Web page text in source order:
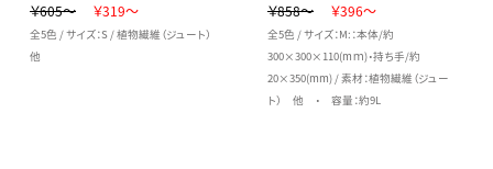
￥605～
￥319～
全5色 / サイズ：S / 植物繊維（ジュート）
他
￥858～
￥396～
全5色 / サイズ：M:：本体/約
300×300×110(mｍ)・持ち手/約
20×350(mm) / 素材：植物繊維（ジュー
ト） 他 ・ 容量：約9L